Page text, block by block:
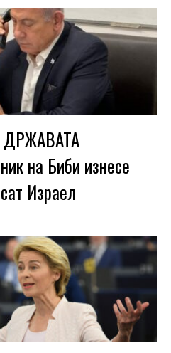
на Биби изнесе
Израел